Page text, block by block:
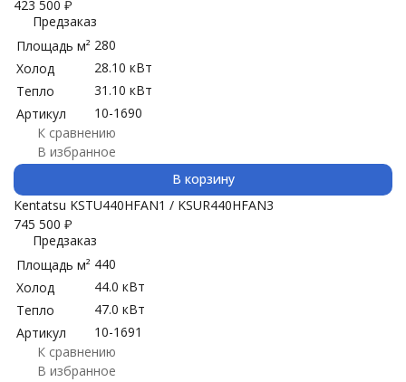
423 500 ₽
Предзаказ
Площадь м² 280
Холод
28.10 кВт
Тепло
31.10 кВт
Артикул
10-1690
К сравнению
В избранное
В корзину
Kentatsu KSTU440HFAN1 / KSUR440HFAN3
745 500 ₽
Предзаказ
Площадь м² 440
Холод
44.0 кВт
Тепло
47.0 кВт
Артикул
10-1691
К сравнению
В избранное